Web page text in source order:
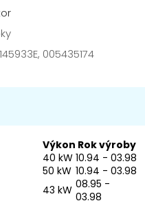
005435174
Výkon Rok výroby
40 kW 10.94 - 03.98
50 kW 10.94 - 03.98
43 kW 08.95 -
03.98